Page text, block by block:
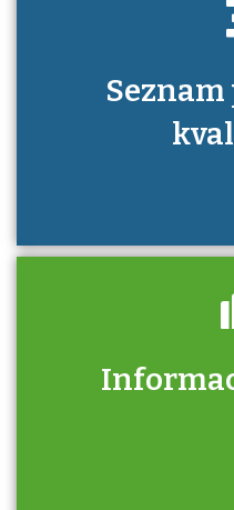
Zjistěte, jak se